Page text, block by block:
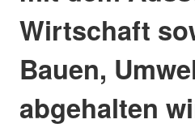
Wirtschaft
Bauen,
abgehalten